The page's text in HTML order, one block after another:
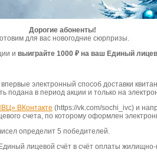
Дорогие абоненты!
для вас новогодние сюрпризы.
и выиграйте 1000 ₽ на ваш Единый
электронный способ доставки
подана в период акции и только на
ВКонтакте (https://vk.com/sochi_ivc) и
счета, по которому оформлен
определит 5 победителей.
лицевой счёт в счёт оплаты